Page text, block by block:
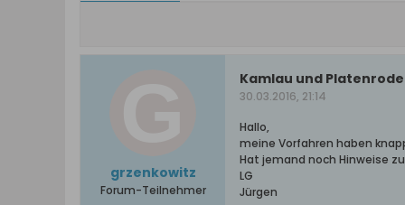
grzenkowitz
Forum-Teilnehmer
Kamlau und Platenrode
30.03.2016, 21:14
Hallo,
meine Vorfahren haben
Hat jemand noch Hinweise
LG
Jürgen